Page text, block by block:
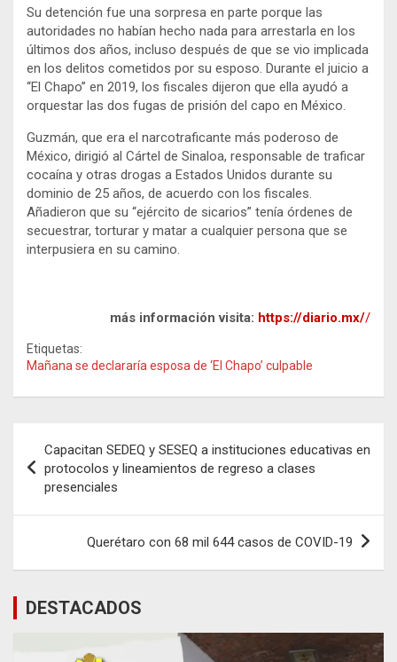
Su detención fue una sorpresa en parte porque las
autoridades no habían hecho nada para arrestarla en los
últimos dos años, incluso después de que se vio implicada
en los delitos cometidos por su esposo. Durante el juicio a
“El Chapo” en 2019, los fiscales dijeron que ella ayudó a
orquestar las dos fugas de prisión del capo en México.
Guzmán, que era el narcotraficante más poderoso de
México, dirigió al Cártel de Sinaloa, responsable de traficar
cocaína y otras drogas a Estados Unidos durante su
dominio de 25 años, de acuerdo con los fiscales.
Añadieron que su “ejército de sicarios” tenía órdenes de
secuestrar, torturar y matar a cualquier persona que se
interpusiera en su camino.
más información visita: https://diario.mx//
Etiquetas:
Mañana se declararía esposa de ‘El Chapo’ culpable
de
entradas
Capacitan SEDEQ y SESEQ a instituciones educativas en
protocolos y lineamientos de regreso a clases
presenciales
Querétaro con 68 mil 644 casos de COVID-19
DESTACADOS